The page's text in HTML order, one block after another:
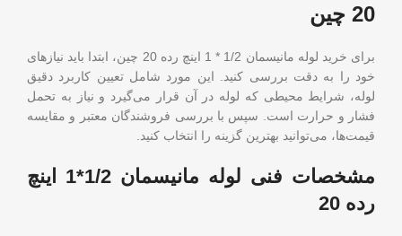
20 چین
برای خرید لوله مانیسمان 1/2 * 1 اینچ رده 20 چین، ابتدا باید نیازهای
خود را به دقت بررسی کنید. این مورد شامل تعیین کاربرد دقیق
لوله، شرایط محیطی که لوله در آن قرار می‌گیرد و نیاز به تحمل
فشار و حرارت است. سپس با بررسی فروشندگان معتبر و مقایسه
قیمت‌ها، می‌توانید بهترین گزینه را انتخاب کنید.
مشخصات فنی لوله مانیسمان 1/2*1 اینچ
رده 20